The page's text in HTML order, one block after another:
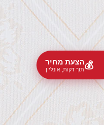
💰הצעת מחיר
תוך דקות, אונליין